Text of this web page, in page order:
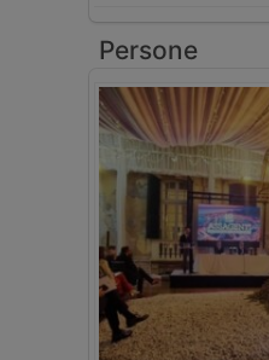
Persone